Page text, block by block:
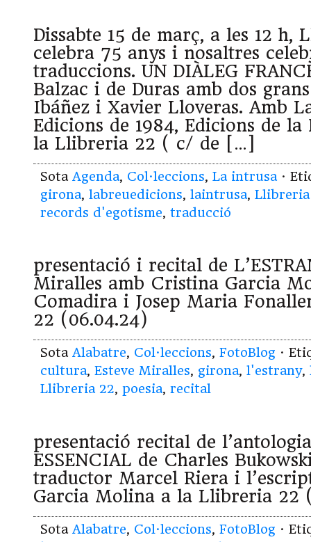
Dissabte 15 de març, a les 12 h,
celebra 75 anys i nosaltres
traduccions. UN DIÀLEG
Balzac i de Duras amb dos
Ibáñez i Xavier Lloveras. Amb
Edicions de 1984, Edicions de la
la Llibreria 22 ( c/ de […]
Sota Agenda, Col·leccions, La intrusa ·
girona, labreuedicions, laintrusa, Llibreria
records d'egotisme, traducció
presentació i recital de
Miralles amb Cristina Garcia
Comadira i Josep Maria
22 (06.04.24)
Sota Alabatre, Col·leccions, FotoBlog ·
cultura, Esteve Miralles, girona, l'estrany,
Llibreria 22, poesia, recital
presentació recital de
ESSENCIAL de Charles
traductor Marcel Riera i
Garcia Molina a la Llibreria 22
Sota Alabatre, Col·leccions, FotoBlog ·